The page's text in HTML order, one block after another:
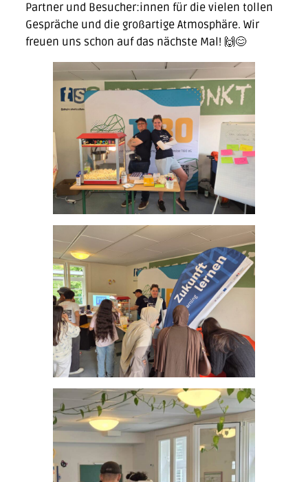
Partner und Besucher:innen für die vielen tollen
Gespräche und die großartige Atmosphäre. Wir
freuen uns schon auf das nächste Mal! 🙌😊